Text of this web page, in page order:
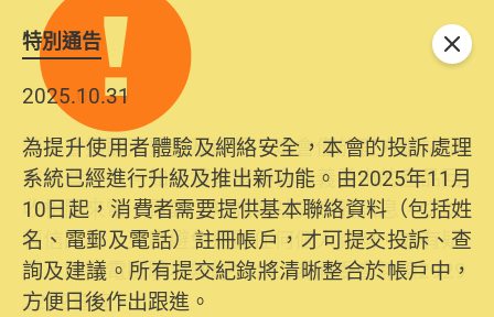
特別通告
2025.10.31
為提升使用者體驗及網絡安全，本會的投訴處理
系統已經進行升級及推出新功能。由2025年11月
10日起，消費者需要提供基本聯絡資料（包括姓
名、電郵及電話）註冊帳戶，才可提交投訴、查
詢及建議。所有提交紀錄將清晰整合於帳戶中，
方便日後作出跟進。
關閉